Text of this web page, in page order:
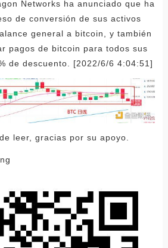
Networks ha anunciado que ha
de conversión de sus activos
general a bitcoin, y también
pagos de bitcoin para todos sus
de descuento. [2022/6/6 4:04:51]
leer, gracias por su apoyo.